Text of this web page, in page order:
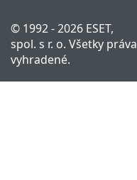
© 1992 - 2026 ESET,
spol. s r. o. Všetky práva
vyhradené.